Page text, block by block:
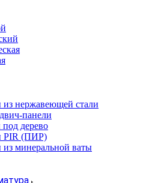
из нержавеющей стали
панели
дерево
PIR (ПИР)
минеральной ваты